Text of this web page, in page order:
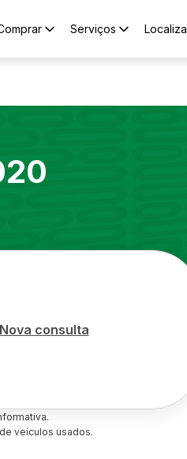
Serviços Localiza
Nova consulta
veículos usados.